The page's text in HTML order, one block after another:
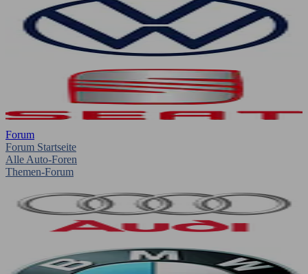
Forum
Forum Startseite
Alle Auto-Foren
Themen-Forum